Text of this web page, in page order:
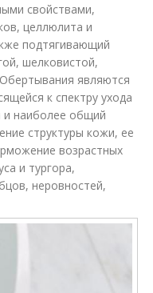
свойствами,
целлюлита и
подтягивающий
шелковистой,
являются
к спектру ухода
и наиболее общий
структуры кожи, ее
возрастных
и тургора,
неровностей,